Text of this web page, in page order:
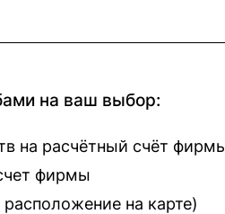
на ваш выбор:
на расчётный счёт
фирмы
расположение на карте)